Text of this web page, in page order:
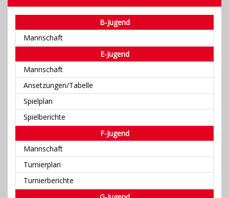
B-Jugend
Mannschaft
E-Jugend
Mannschaft
Ansetzungen/Tabelle
Spielplan
Spielberichte
F-Jugend
Mannschaft
Turnierplan
Turnierberichte